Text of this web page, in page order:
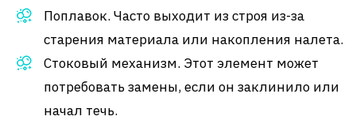
Поплавок. Часто выходит из строя из-за
старения материала или накопления налета.
Стоковый механизм. Этот элемент может
потребовать замены, если он заклинило или
начал течь.